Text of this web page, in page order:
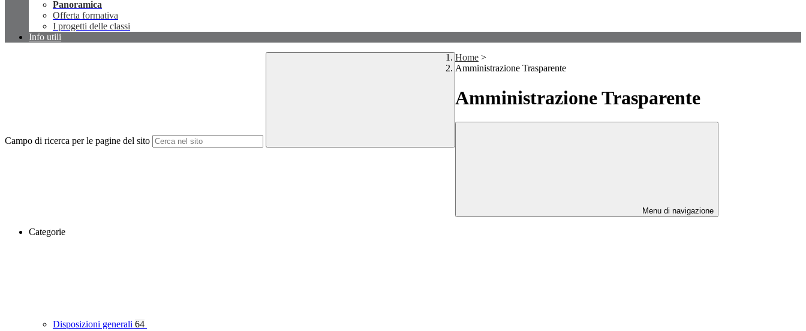
Panoramica
Offerta formativa
I progetti delle classi
Info utili
Campo di ricerca per le pagine del sito
Home >
Amministrazione Trasparente
Amministrazione Trasparente
Menu di navigazione
Categorie
Disposizioni generali 64